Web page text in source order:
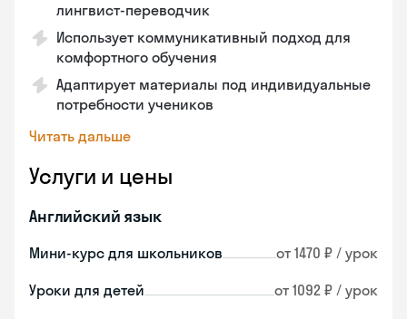
лингвист-переводчик
Использует коммуникативный подход для
комфортного обучения
Адаптирует материалы под индивидуальные
потребности учеников
Читать дальше
Услуги и цены
Английский язык
Мини-курс для школьников от 1470 ₽ / урок
Уроки для детей от 1092 ₽ / урок